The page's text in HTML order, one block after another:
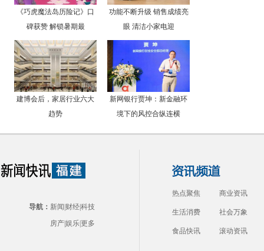
《巧虎魔法岛历险记》口
碑获赞 解锁暑期最
功能不断升级 销售成绩亮
眼 清洁小家电迎
建博会后，家居行业六大
趋势
新网银行贾坤：新金融环
境下的风控合纵连横
导航： 新闻 财经科技
房产娱乐更多
热点聚焦 商业资讯
生活消费 社会万象
食品快讯 滚动资讯